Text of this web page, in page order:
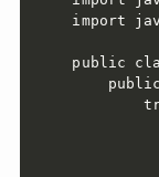
import
public